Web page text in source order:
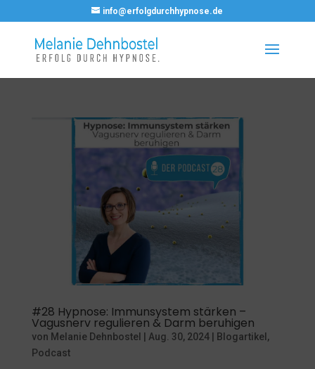
info@erfolgdurchhypnose.de
#28 Hypnose: Immunsystem stärken –
Vagusnerv regulieren & Darm beruhigen
von Melanie Dehnbostel Aug. 30, 2024| Blogartikel ,
Podcast